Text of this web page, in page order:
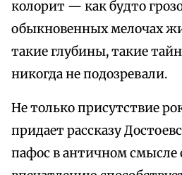
колорит — как будто
обыкновенных мелочах
такие глубины, такие
никогда не подозревали.
Не только присутствие
придает рассказу
пафос в античном смысле